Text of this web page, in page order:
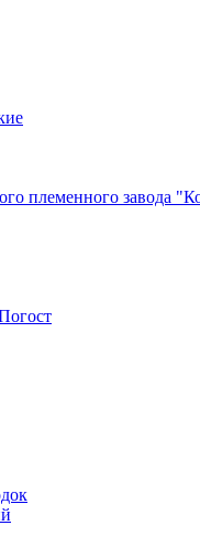
племенного завода